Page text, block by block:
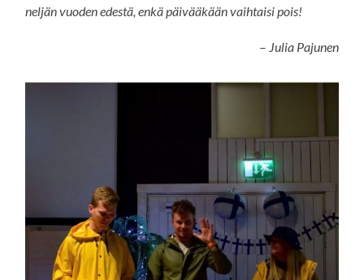
neljän vuoden edestä, enkä päivääkään vaihtaisi pois!
– Julia Pajunen